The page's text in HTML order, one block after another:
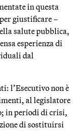
in questa
giustificare –
salute pubblica,
esperienza di
dal
l’Esecutivo non è
al legislatore
in periodi di crisi,
di sostituirsi